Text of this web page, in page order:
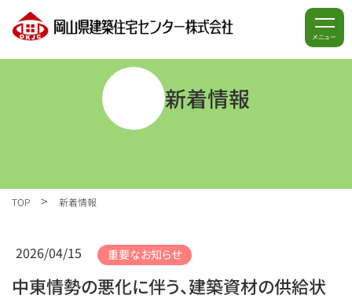
メニュー
新着情報
TOP > 新着情報
2026/04/15 重要なお知らせ
中東情勢の悪化に伴う、建築資材の供給状